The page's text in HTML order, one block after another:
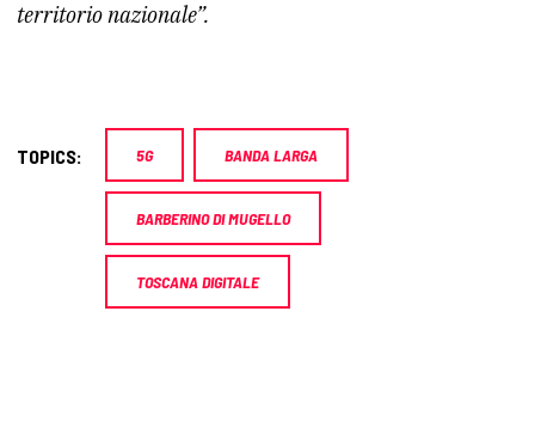
territorio nazionale”.
TOPICS: 5G BANDA LARGA
BARBERINO DI MUGELLO
TOSCANA DIGITALE